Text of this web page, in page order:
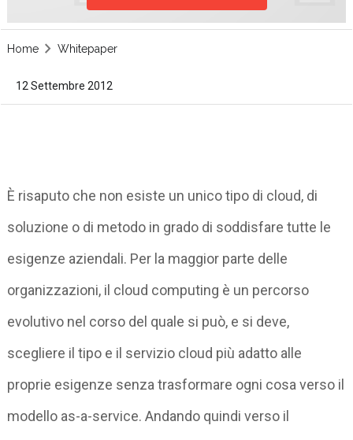
Home Whitepaper
12 Settembre 2012
È risaputo che non esiste un unico tipo di cloud, di
soluzione o di metodo in grado di soddisfare tutte le
esigenze aziendali. Per la maggior parte delle
organizzazioni, il cloud computing è un percorso
evolutivo nel corso del quale si può, e si deve,
scegliere il tipo e il servizio cloud più adatto alle
proprie esigenze senza trasformare ogni cosa verso il
modello as-a-service. Andando quindi verso il